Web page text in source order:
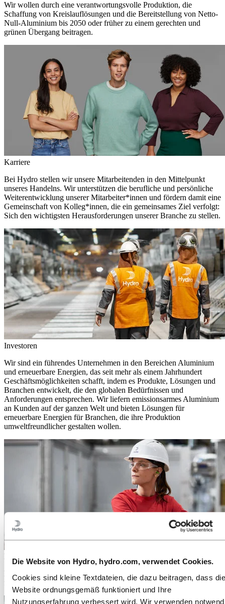
Die Website von Hydro, hydro.com, verwendet Cookies.
Cookies sind kleine Textdateien, die dazu beitragen, dass die
Website ordnungsgemäß funktioniert und Ihre
Nutzungserfahrung verbessert wird. Wir verwenden
Wir wollen durch eine verantwortungsvolle Produktion, die
Schaffung von Kreislauflösungen und die Bereitstellung von Netto-
Null-Aluminium bis 2050 oder früher zu einem gerechten und
grünen Übergang beitragen.
Karriere
Bei Hydro stellen wir unsere Mitarbeitenden in den Mittelpunkt
unseres Handelns. Wir unterstützen die berufliche und persönliche
Weiterentwicklung unserer Mitarbeiter*innen und fördern damit eine
Gemeinschaft von Kolleg*innen, die ein gemeinsames Ziel verfolgt:
Sich den wichtigsten Herausforderungen unserer Branche zu stellen.
Investoren
Wir sind ein führendes Unternehmen in den Bereichen Aluminium
und erneuerbare Energien, das seit mehr als einem Jahrhundert
Geschäftsmöglichkeiten schafft, indem es Produkte, Lösungen und
Branchen entwickelt, die den globalen Bedürfnissen und
Anforderungen entsprechen. Wir liefern emissionsarmes Aluminium
an Kunden auf der ganzen Welt und bieten Lösungen für
erneuerbare Energien für Branchen, die ihre Produktion
umweltfreundlicher gestalten wollen.
Medien
Egal ob Pressemitteilungen, Fotos, Storys, Fakten und Zahlen: Hier
finden Sie alles, was Sie brauchen.